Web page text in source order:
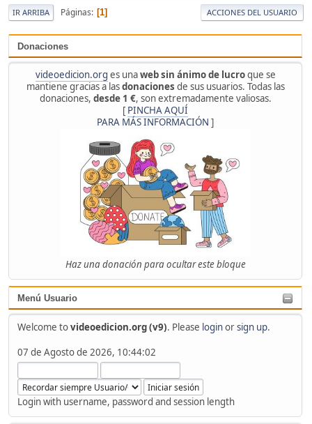
Donaciones
videoedicion.org es unaweb sin ánimo de lucroque se
mantiene gracias a lasdonaciones de sus usuarios. Todas las
donaciones, desde 1 €, son extremadamente valiosas.
[ PINCHA AQUÍ
PARA MÁS INFORMACIÓN ]
Haz una donación para ocultar este bloque
Menú Usuario
Welcome tovideoedicion.org (v9). Please loginorsign up.
07 de Agosto de 2026, 10:44:02
Login with username, password and session length
IR ARRIBA Páginas 1 ACCIONES DEL USUARIO